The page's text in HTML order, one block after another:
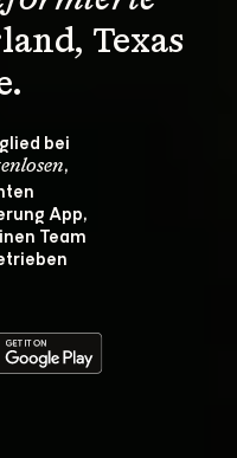
Texas
bei
,
App,
Team